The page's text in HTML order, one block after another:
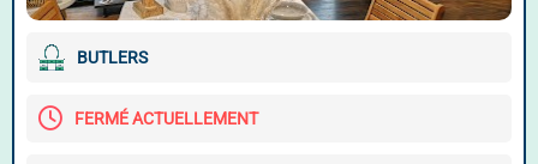
BUTLERS
FERMÉ ACTUELLEMENT